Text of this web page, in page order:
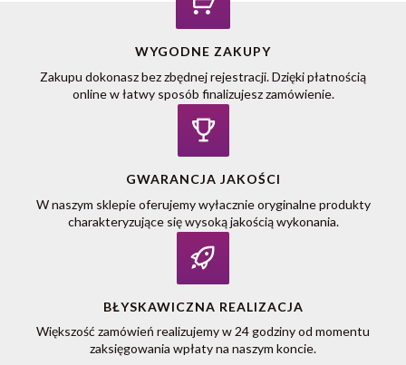
WYGODNE ZAKUPY
Zakupu dokonasz bez zbędnej rejestracji. Dzięki płatnością
online w łatwy sposób finalizujesz zamówienie.
GWARANCJA JAKOŚCI
W naszym sklepie oferujemy wyłacznie oryginalne produkty
charakteryzujące się wysoką jakością wykonania.
BŁYSKAWICZNA REALIZACJA
Większość zamówień realizujemy w 24 godziny od momentu
zaksięgowania wpłaty na naszym koncie.